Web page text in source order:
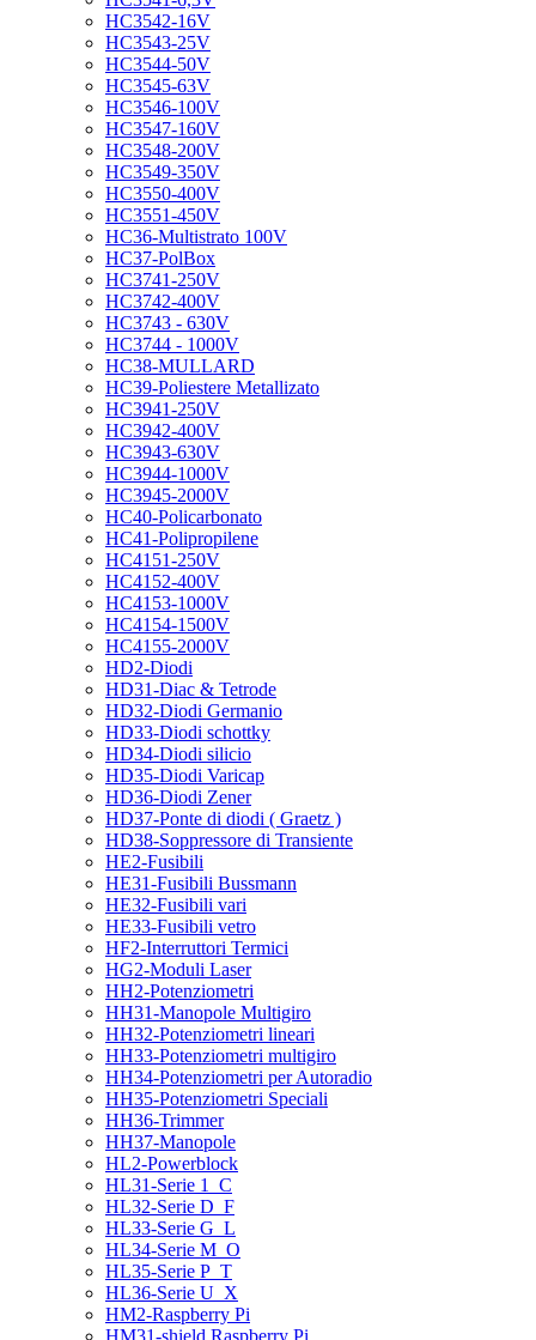
HC3542-16V
HC3543-25V
HC3544-50V
HC3545-63V
HC3546-100V
HC3547-160V
HC3548-200V
HC3549-350V
HC3550-400V
HC3551-450V
HC36-Multistrato 100V
HC37-PolBox
HC3741-250V
HC3742-400V
HC3743 - 630V
HC3744 - 1000V
HC38-MULLARD
HC39-Poliestere Metallizato
HC3941-250V
HC3942-400V
HC3943-630V
HC3944-1000V
HC3945-2000V
HC40-Policarbonato
HC41-Polipropilene
HC4151-250V
HC4152-400V
HC4153-1000V
HC4154-1500V
HC4155-2000V
HD2-Diodi
HD31-Diac & Tetrode
HD32-Diodi Germanio
HD33-Diodi schottky
HD34-Diodi silicio
HD35-Diodi Varicap
HD36-Diodi Zener
HD37-Ponte di diodi ( Graetz )
HD38-Soppressore di Transiente
HE2-Fusibili
HE31-Fusibili Bussmann
HE32-Fusibili vari
HE33-Fusibili vetro
HF2-Interruttori Termici
HG2-Moduli Laser
HH2-Potenziometri
HH31-Manopole Multigiro
HH32-Potenziometri lineari
HH33-Potenziometri multigiro
HH34-Potenziometri per Autoradio
HH35-Potenziometri Speciali
HH36-Trimmer
HH37-Manopole
HL2-Powerblock
HL31-Serie 1_C
HL32-Serie D_F
HL33-Serie G_L
HL34-Serie M_O
HL35-Serie P_T
HL36-Serie U_X
HM2-Raspberry Pi
HM31-shield Raspberry Pi